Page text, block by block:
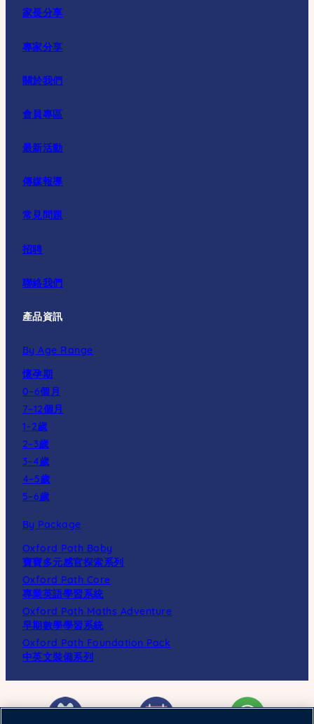
家長分享
專家分享
關於我們
會員專區
最新活動
傳媒報導
常見問題
招聘
聯絡我們
產品資訊
By Age Range
懷孕期
0–6個月
7–12個月
1–2歲
2–3歲
3–4歲
4–5歲
5–6歲
By Package
Oxford Path Baby
寶寶多元感官探索系列
Oxford Path Core
專業英語學習系統
Oxford Path Maths Adventure
早期數學學習系統
Oxford Path Foundation Pack
中英文裝備系列